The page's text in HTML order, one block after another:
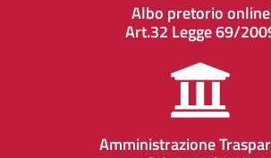
Albo pretorio online
Art.32 Legge 69/
Amministrazione